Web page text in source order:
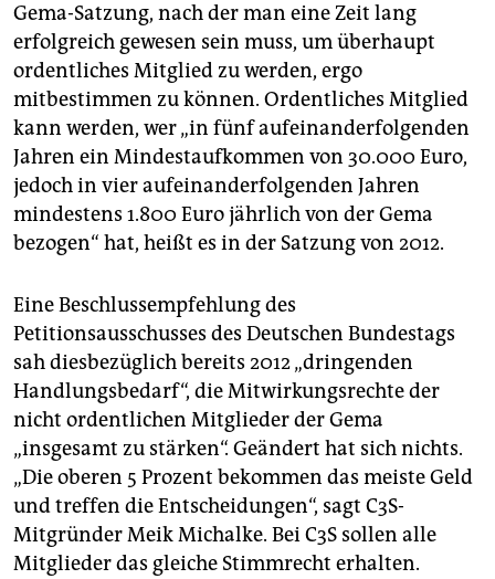
Gema-Satzung, nach der man eine Zeit lang
erfolgreich gewesen sein muss, um überhaupt
ordentliches Mitglied zu werden, ergo
mitbestimmen zu können. Ordentliches Mitglied
kann werden, wer „in fünf aufeinanderfolgenden
Jahren ein Mindestaufkommen von 30.000 Euro,
jedoch in vier aufeinanderfolgenden Jahren
mindestens 1.800 Euro jährlich von der Gema
bezogen“ hat, heißt es in der Satzung von 2012.
Eine Beschlussempfehlung des
Petitionsausschusses des Deutschen Bundestags
sah diesbezüglich bereits 2012 „dringenden
Handlungsbedarf“, die Mitwirkungsrechte der
nicht ordentlichen Mitglieder der Gema
„insgesamt zu stärken“. Geändert hat sich nichts.
„Die oberen 5 Prozent bekommen das meiste Geld
und treffen die Entscheidungen“, sagt C3S-
Mitgründer Meik Michalke. Bei C3S sollen alle
Mitglieder das gleiche Stimmrecht erhalten.